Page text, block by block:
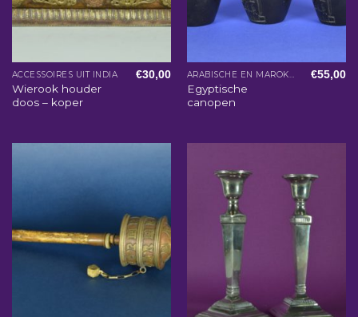
ACCESSOIRES UIT INDIA
Wierook houder
doos – koper
€30,00 ARABISCHE EN MAROKKAANSE WOONACCESSOIRES
Egyptische
canopen
€55,00